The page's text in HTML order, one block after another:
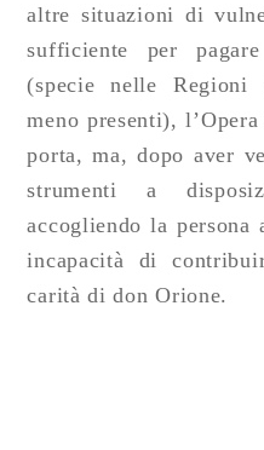
altre situazioni di
sufficiente per
(specie nelle
meno presenti),
porta, ma, dopo aver
strumenti a
accogliendo la persona
incapacità di
carità di don Orione.